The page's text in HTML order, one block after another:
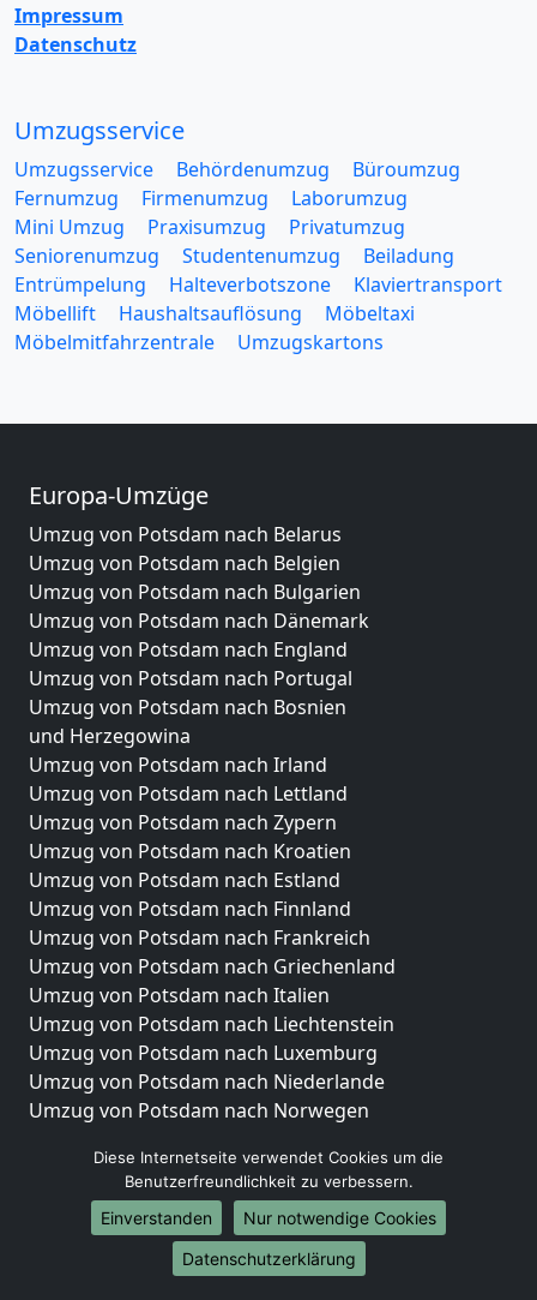
Impressum
Datenschutz
Umzugsservice
Umzugsservice Behördenumzug
Büroumzug
Fernumzug
Firmenumzug
Laborumzug
Mini Umzug
Praxisumzug
Privatumzug
Seniorenumzug
Studentenumzug
Beiladung
Entrümpelung
Halteverbotszone
Klaviertransport
Möbellift
Haushaltsauflösung
Möbeltaxi
Möbelmitfahrzentrale
Umzugskartons
Europa-Umzüge
Umzug von Potsdam nach Belarus
Umzug von Potsdam nach Belgien
Umzug von Potsdam nach Bulgarien
Umzug von Potsdam nach Dänemark
Umzug von Potsdam nach England
Umzug von Potsdam nach Portugal
Umzug von Potsdam nach Bosnien
und Herzegowina
Umzug von Potsdam nach Irland
Umzug von Potsdam nach Lettland
Umzug von Potsdam nach Zypern
Umzug von Potsdam nach Kroatien
Umzug von Potsdam nach Estland
Umzug von Potsdam nach Finnland
Umzug von Potsdam nach Frankreich
Umzug von Potsdam nach Griechenland
Umzug von Potsdam nach Italien
Umzug von Potsdam nach Liechtenstein
Umzug von Potsdam nach Luxemburg
Umzug von Potsdam nach Niederlande
Umzug von Potsdam nach Norwegen
Umzüge-Deutschlandweit
Umzug von Potsdam nach Berlin
Umzug von Potsdam nach Hamburg
Umzug von Potsdam nach München
Umzug von Potsdam nach Köln
Diese Internetseite verwendet Cookies um die
Benutzerfreundlichkeit zu verbessern.
Einverstanden
Nur notwendige Cookies
Datenschutzerklärung